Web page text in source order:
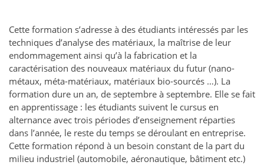
Cette formation s’adresse à des étudiants intéressés par les
techniques d’analyse des matériaux, la maîtrise de leur
endommagement ainsi qu’à la fabrication et la
caractérisation des nouveaux matériaux du futur (nano-
métaux, méta-matériaux, matériaux bio-sourcés …). La
formation dure un an, de septembre à septembre. Elle se fait
en apprentissage : les étudiants suivent le cursus en
alternance avec trois périodes d’enseignement réparties
dans l’année, le reste du temps se déroulant en entreprise.
Cette formation répond à un besoin constant de la part du
milieu industriel (automobile, aéronautique, bâtiment etc.)